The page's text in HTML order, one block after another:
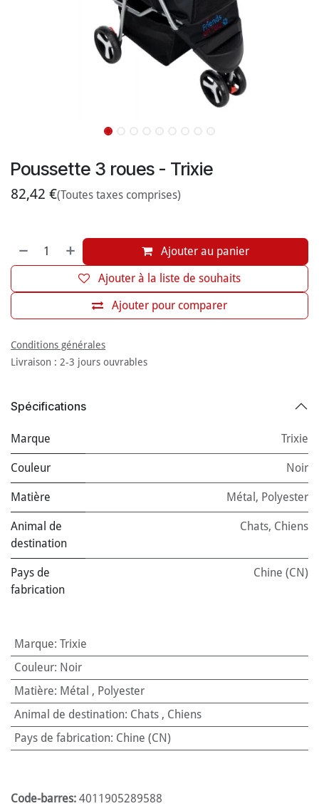
Poussette 3 roues - Trixie
82,42 €(Toutes taxes comprises)
Ajouter au panier
Ajouter pour comparer
Ajouter à la liste de souhaits
Conditions générales
Livraison : 2-3 jours ouvrables
Spécifications
Marque Trixie
Couleur Noir
Matière Métal , Polyester
Animal de
destination
Chats, Chiens
Pays de
fabrication
Chine (CN)
Marque: Trixie
Couleur: Noir
Matière: Métal , Polyester
Animal de destination: Chats, Chiens
Pays de fabrication: Chine (CN)
Code-barres: 4011905289588